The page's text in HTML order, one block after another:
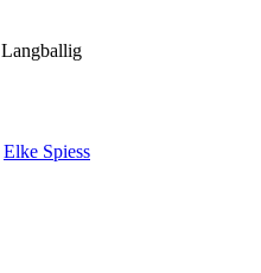
Langballig
Elke Spiess